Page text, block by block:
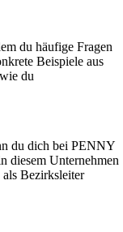
du häufige Fragen
Beispiele aus
du
du dich bei PENNY
diesem Unternehmen
als Bezirksleiter